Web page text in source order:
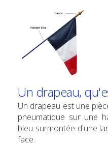
Un drapeau,
Un drapeau est une
pneumatique sur une
bleu surmontée d'une
face.